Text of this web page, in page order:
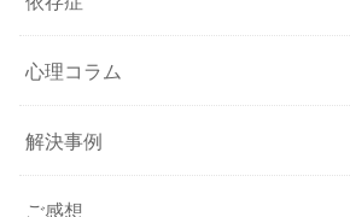
心理コラム
解決事例
ご感想